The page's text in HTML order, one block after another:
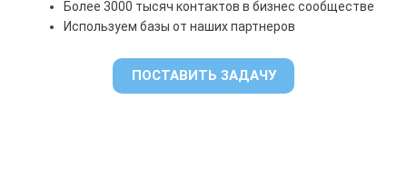
Более 3000 тысяч контактов в бизнес сообществе
Используем базы от наших партнеров
ПОСТАВИТЬ ЗАДАЧУ